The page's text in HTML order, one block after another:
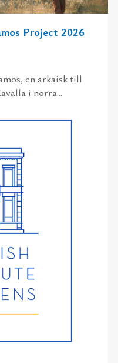
Project 2026
en arkaisk till
i norra...